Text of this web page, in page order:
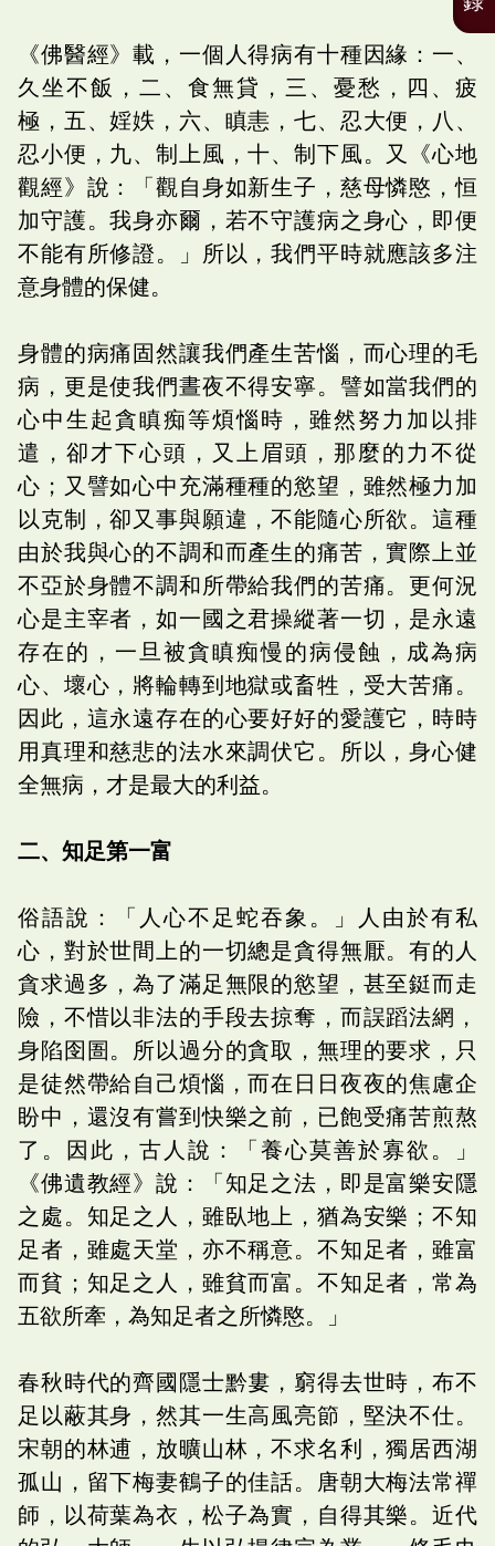
《佛醫經》載，一個人得病有十種因緣：一、
久坐不飯，二、食無貸，三、憂愁，四、疲
極，五、婬妷，六、瞋恚，七、忍大便，八、
忍小便，九、制上風，十、制下風。又《心地
觀經》說：「觀自身如新生子，慈母憐愍，恒
加守護。我身亦爾，若不守護病之身心，即便
不能有所修證。」所以，我們平時就應該多注
意身體的保健。
身體的病痛固然讓我們產生苦惱，而心理的毛
病，更是使我們晝夜不得安寧。譬如當我們的
心中生起貪瞋痴等煩惱時，雖然努力加以排
遣，卻才下心頭，又上眉頭，那麼的力不從
心；又譬如心中充滿種種的慾望，雖然極力加
以克制，卻又事與願違，不能隨心所欲。這種
由於我與心的不調和而產生的痛苦，實際上並
不亞於身體不調和所帶給我們的苦痛。更何況
心是主宰者，如一國之君操縱著一切，是永遠
存在的，一旦被貪瞋痴慢的病侵蝕，成為病
心、壞心，將輪轉到地獄或畜牲，受大苦痛。
因此，這永遠存在的心要好好的愛護它，時時
用真理和慈悲的法水來調伏它。所以，身心健
全無病，才是最大的利益。
二、知足第一富
俗語說：「人心不足蛇吞象。」人由於有私
心，對於世間上的一切總是貪得無厭。有的人
貪求過多，為了滿足無限的慾望，甚至鋌而走
險，不惜以非法的手段去掠奪，而誤蹈法網，
身陷囹圄。所以過分的貪取，無理的要求，只
是徒然帶給自己煩惱，而在日日夜夜的焦慮企
盼中，還沒有嘗到快樂之前，已飽受痛苦煎熬
了。因此，古人說：「養心莫善於寡欲。」
《佛遺教經》說：「知足之法，即是富樂安隱
之處。知足之人，雖臥地上，猶為安樂；不知
足者，雖處天堂，亦不稱意。不知足者，雖富
而貧；知足之人，雖貧而富。不知足者，常為
五欲所牽，為知足者之所憐愍。」
春秋時代的齊國隱士黔婁，窮得去世時，布不
足以蔽其身，然其一生高風亮節，堅決不仕。
宋朝的林逋，放曠山林，不求名利，獨居西湖
孤山，留下梅妻鶴子的佳話。唐朝大梅法常禪
師，以荷葉為衣，松子為實，自得其樂。近代